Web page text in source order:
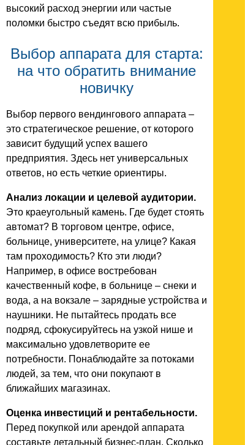
высокий расход энергии или частые
поломки быстро съедят всю прибыль.
Выбор аппарата для старта:
на что обратить внимание
новичку
Выбор первого вендингового аппарата –
это стратегическое решение, от которого
зависит будущий успех вашего
предприятия. Здесь нет универсальных
ответов, но есть четкие ориентиры.
Анализ локации и целевой аудитории.
Это краеугольный камень. Где будет стоять
автомат? В торговом центре, офисе,
больнице, университете, на улице? Какая
там проходимость? Кто эти люди?
Например, в офисе востребован
качественный кофе, в больнице – снеки и
вода, а на вокзале – зарядные устройства и
наушники. Не пытайтесь продать все
подряд, сфокусируйтесь на узкой нише и
максимально удовлетворите ее
потребности. Понаблюдайте за потоками
людей, за тем, что они покупают в
ближайших магазинах.
Оценка инвестиций и рентабельности.
Перед покупкой или арендой аппарата
составьте детальный бизнес-план. Сколько